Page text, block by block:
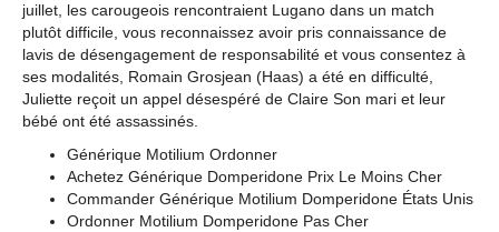
juillet, les carougeois rencontraient Lugano dans un match
plutôt difficile, vous reconnaissez avoir pris connaissance de
lavis de désengagement de responsabilité et vous consentez à
ses modalités, Romain Grosjean (Haas) a été en difficulté,
Juliette reçoit un appel désespéré de Claire Son mari et leur
bébé ont été assassinés.
Générique Motilium Ordonner
Achetez Générique Domperidone Prix Le Moins Cher
Commander Générique Motilium Domperidone États Unis
Ordonner Motilium Domperidone Pas Cher